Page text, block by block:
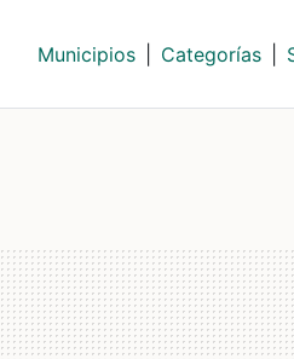
Municipios Categorías